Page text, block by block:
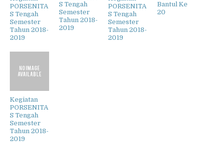
PORSENITA
S Tengah
Semester
Tahun 2018-
2019
S Tengah
Semester
Tahun 2018-
2019
PORSENITA
S Tengah
Semester
Tahun 2018-
2019
Bantul Ke
20
Kegiatan
PORSENITA
S Tengah
Semester
Tahun 2018-
2019